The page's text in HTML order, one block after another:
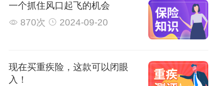
一个抓住风口起飞的机会
870次
2024-09-20
现在买重疾险，这款可以闭眼
入！